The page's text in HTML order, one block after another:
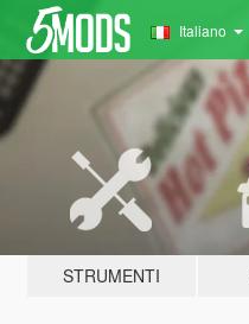
Italiano
STRUMENTI